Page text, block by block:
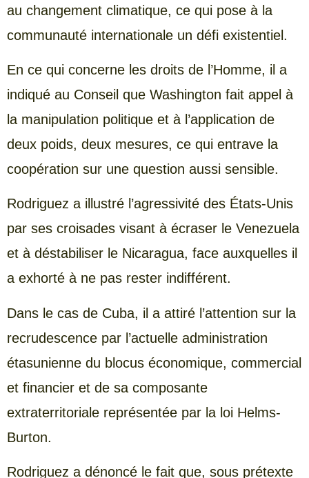
au changement climatique, ce qui pose à la
communauté internationale un défi existentiel.
En ce qui concerne les droits de l’Homme, il a
indiqué au Conseil que Washington fait appel à
la manipulation politique et à l’application de
deux poids, deux mesures, ce qui entrave la
coopération sur une question aussi sensible.
Rodriguez a illustré l’agressivité des États-Unis
par ses croisades visant à écraser le Venezuela
et à déstabiliser le Nicaragua, face auxquelles il
a exhorté à ne pas rester indifférent.
Dans le cas de Cuba, il a attiré l’attention sur la
recrudescence par l’actuelle administration
étasunienne du blocus économique, commercial
et financier et de sa composante
extraterritoriale représentée par la loi Helms-
Burton.
Rodriguez a dénoncé le fait que, sous prétexte